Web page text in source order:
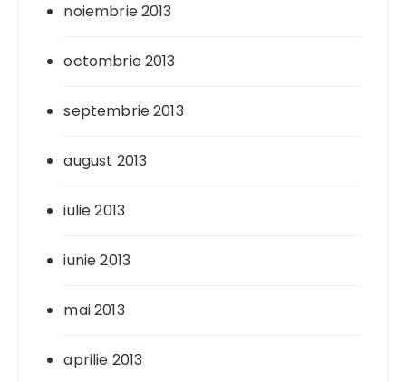
noiembrie 2013
octombrie 2013
septembrie 2013
august 2013
iulie 2013
iunie 2013
mai 2013
aprilie 2013